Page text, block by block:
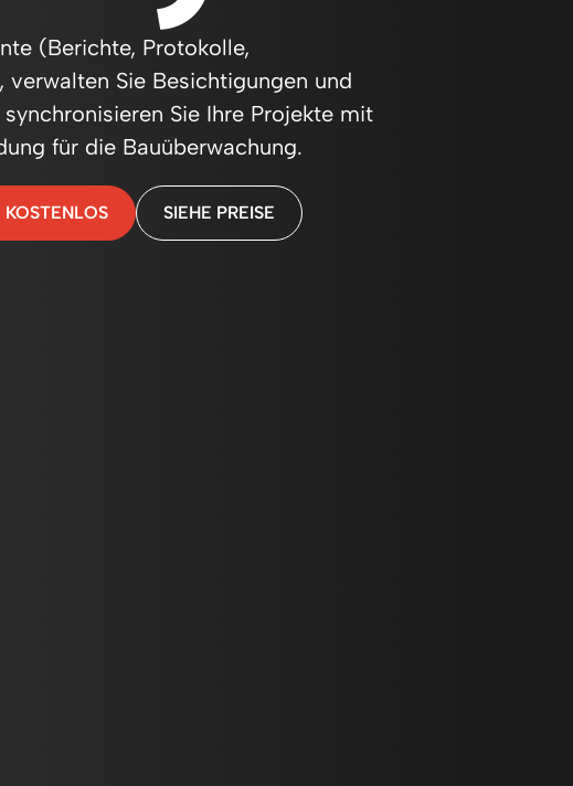
(Berichte, Protokolle,
verwalten Sie Besichtigungen und
Sie Ihre Projekte mit
für die Bauüberwachung.
SIEHE PREISE